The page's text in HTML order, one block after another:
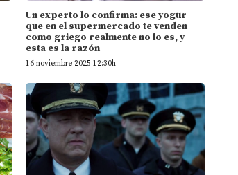
Un experto lo confirma: ese yogur
que en el supermercado te venden
como griego realmente no lo es, y
esta es la razón
16 noviembre 2025 12:30h